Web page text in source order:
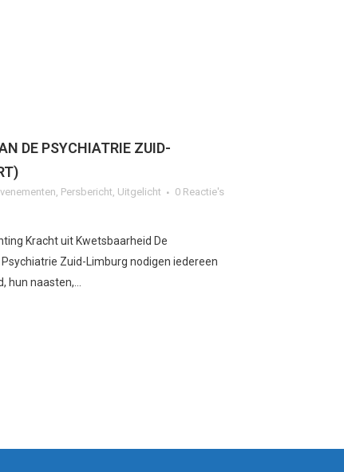
DE PSYCHIATRIE ZUID-
, Persbericht, Uitgelicht
0 Reactie's
Kracht uit Kwetsbaarheid De
Zuid-Limburg nodigen iedereen
naasten,...